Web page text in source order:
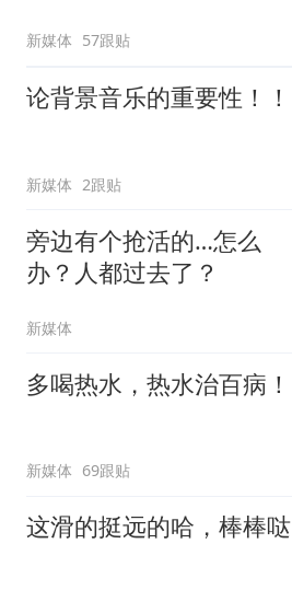
新媒体 57跟贴
论背景音乐的重要性！！
新媒体 2跟贴
旁边有个抢活的…怎么
办？人都过去了？
新媒体
多喝热水，热水治百病！
新媒体 69跟贴
这滑的挺远的哈，棒棒哒